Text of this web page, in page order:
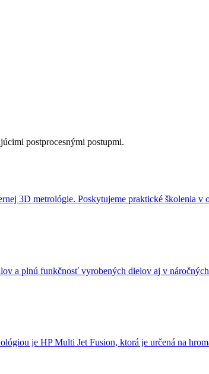
postprocesnými postupmi.
3D metrológie. Poskytujeme praktické školenia v
a plnú funkčnosť vyrobených dielov aj v
je HP Multi Jet Fusion, ktorá je určená na